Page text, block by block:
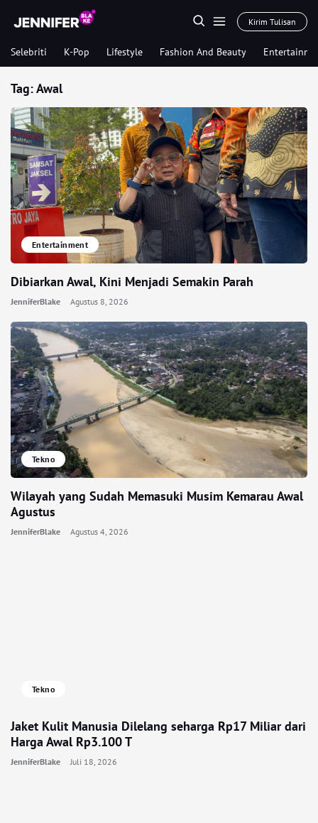
Kirim Tulisan
Selebriti K-Pop Lifestyle Fashion And Beauty
Tag:Awal
Entertainment
Dibiarkan Awal, Kini Menjadi Semakin Parah
JenniferBlake Agustus 8, 2026
Tekno
Wilayah yang Sudah Memasuki Musim Kemarau Awal
Agustus
JenniferBlake Agustus 4, 2026
Tekno
Jaket Kulit Manusia Dilelang seharga Rp17 Miliar dari
Harga Awal Rp3.100 T
JenniferBlake Juli 18, 2026